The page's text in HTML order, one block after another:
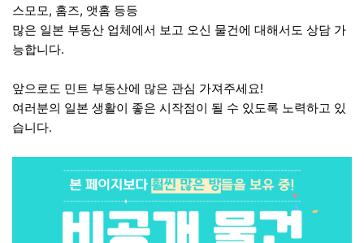
스모모, 홈즈, 앳홈 등등
많은 일본 부동산 업체에서 보고 오신 물건에 대해서도 상담 가
능합니다.
앞으로도 민트 부동산에 많은 관심 가져주세요!
여러분의 일본 생활이 좋은 시작점이 될 수 있도록 노력하고 있
습니다.